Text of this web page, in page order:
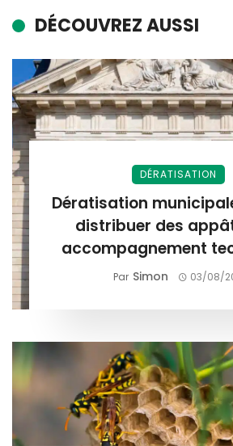
DÉCOUVREZ AUSSI
DÉRATISATION
Dératisation
distribuer des
accompagnement
Par Simon 03/08/